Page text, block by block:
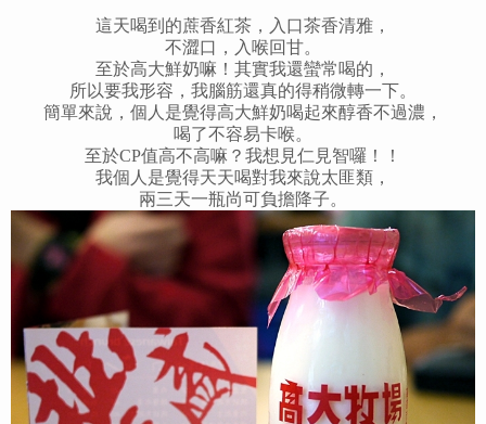
這天喝到的蔗香紅茶，入口茶香清雅，
不澀口，入喉回甘。
至於高大鮮奶嘛！其實我還蠻常喝的，
所以要我形容，我腦筋還真的得稍微轉一下。
簡單來說，個人是覺得高大鮮奶喝起來醇香不過濃，
喝了不容易卡喉。
至於CP值高不高嘛？我想見仁見智囉！！
我個人是覺得天天喝對我來說太匪類，
兩三天一瓶尚可負擔降子。